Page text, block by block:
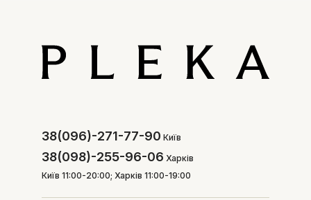
38(096)-271-77-90 Київ
38(098)-255-96-06 Харків
Київ 11:00-20:00; Харків 11:00-19:00